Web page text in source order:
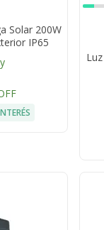
Solar 200W
IP65